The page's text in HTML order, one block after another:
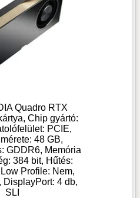
Quadro RTX
Chip gyártó:
PCIE,
48 GB,
GDDR6, Memória
384 bit, Hűtés:
Profile: Nem,
DisplayPort: 4 db,
SLI